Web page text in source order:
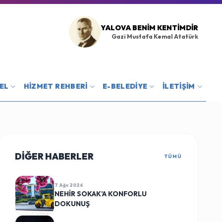
YALOVA BENIM KENTIMDIR
Gazi Mustafa Kemal Atatürk
HİZMET REHBERİ E-BELEDİYE İLETİŞİM
DİĞER HABERLER TÜMÜ
7 Ağu 2026
NEHİR SOKAK’A KONFORLU
DOKUNUŞ